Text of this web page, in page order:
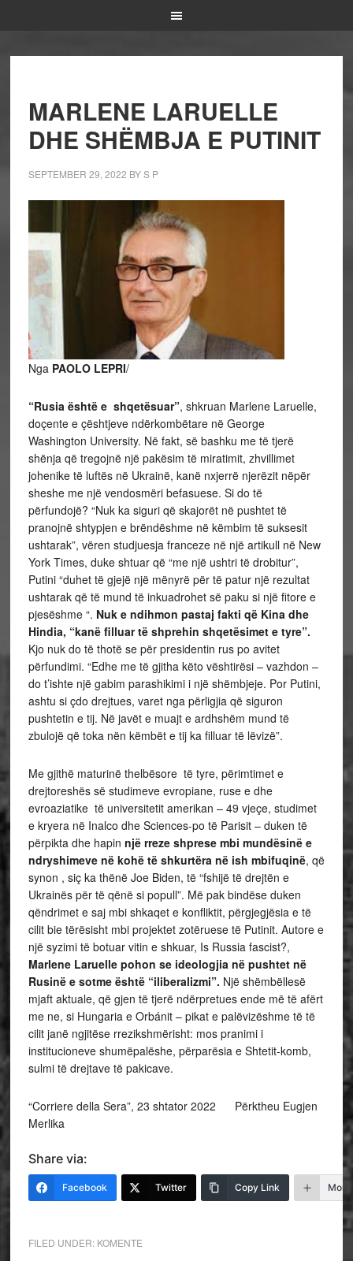
MARLENE LARUELLE
DHE SHËMBJA E PUTINIT
SEPTEMBER 29, 2022 BYS P
Nga PAOLO LEPRI/
“Rusia është e shqetësuar”, shkruan Marlene Laruelle,
doçente e çështjeve ndërkombëtare në George
Washington University. Në fakt, së bashku me të tjerë
shënja që tregojnë një pakësim të miratimit, zhvillimet
johenike të luftës në Ukrainë, kanë nxjerrë njerëzit nëpër
sheshe me një vendosmëri befasuese. Si do të
përfundojë? “Nuk ka siguri që skajorët në pushtet të
pranojnë shtypjen e brëndëshme në këmbim të suksesit
ushtarak”, vëren studjuesja franceze në një artikull në New
York Times, duke shtuar që “me një ushtri të drobitur”,
Putini “duhet të gjejë një mënyrë për të patur një rezultat
ushtarak që të mund të inkuadrohet së paku si një fitore e
pjesëshme “. Nuk e ndihmon pastaj fakti që Kina dhe
Hindia, “kanë filluar të shprehin shqetësimet e tyre”.
Kjo nuk do të thotë se për presidentin rus po avitet
përfundimi. “Edhe me të gjitha këto vështirësi – vazhdon –
do t’ishte një gabim parashikimi i një shëmbjeje. Por Putini,
ashtu si çdo drejtues, varet nga përligjia që siguron
pushtetin e tij. Në javët e muajt e ardhshëm mund të
zbulojë që toka nën këmbët e tij ka filluar të lëvizë”.
Me gjithë maturinë thelbësore të tyre, përimtimet e
drejtoreshës së studimeve evropiane, ruse e dhe
evroaziatike të universitetit amerikan – 49 vjeçe, studimet
e kryera në Inalco dhe Sciences-po të Parisit – duken të
përpikta dhe hapin një rreze shprese mbi mundësinë e
ndryshimeve në kohë të shkurtëra në ish mbifuqinë, që
synon , siç ka thënë Joe Biden, të “fshijë të drejtën e
Ukrainës për të qënë si popull”. Më pak bindëse duken
qëndrimet e saj mbi shkaqet e konfliktit, përgjegjësia e të
cilit bie tërësisht mbi projektet zotëruese të Putinit. Autore e
një syzimi të botuar vitin e shkuar, Is Russia fascist?,
Marlene Laruelle pohon se ideologjia në pushtet në
Rusinë e sotme është “iliberalizmi”. Një shëmbëllesë
mjaft aktuale, që gjen të tjerë ndërpretues ende më të afërt
me ne, si Hungaria e Orbánit – pikat e palëvizëshme të të
cilit janë ngjitëse rrezikshmërisht: mos pranimi i
institucioneve shumëpalëshe, përparësia e Shtetit-komb,
sulmi të drejtave të pakicave.
“Corriere della Sera”, 23 shtator 2022 Përktheu Eugjen
Merlika
Share via:
Facebook Twitter Copy Link More
FILED UNDER: KOMENTE